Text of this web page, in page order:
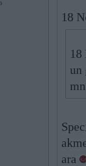
18
18
un
ara